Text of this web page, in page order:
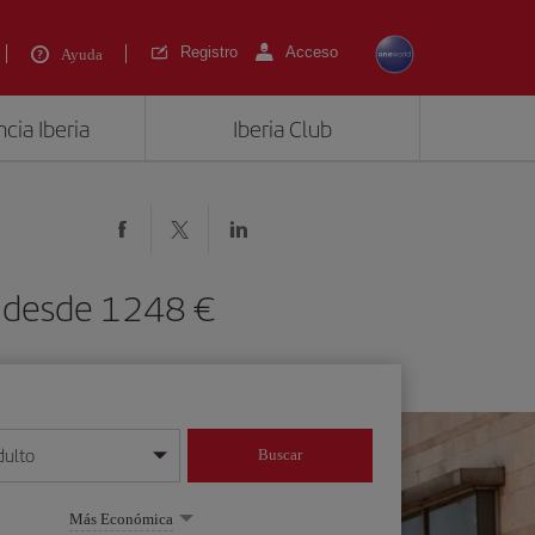
Ayuda Registro Acceso
Iberia Iberia Club
desde 1248 €
mes/año
Buscar
Más Económica